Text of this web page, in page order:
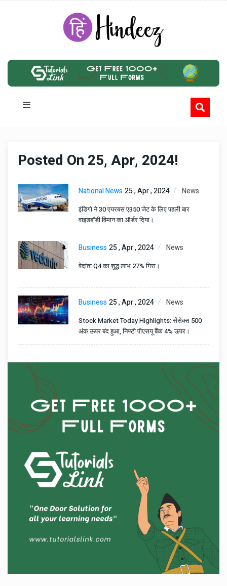
Posted On 25, Apr, 2024!
National News25 , Apr , 2024 News
इंडिगो ने 30 एयरबस ए350 जेट के लिए पहली बार
वाइडबॉडी विमान का ऑर्डर दिया।
Business25 , Apr , 2024 News
वेदांता Q4 का शुद्ध लाभ 27% गिरा।
Business25 , Apr , 2024 News
Stock Market Today Highlights: सेंसेक्स 500
अंक ऊपर बंद हुआ, निफ्टी पीएसयू बैंक 4% ऊपर।